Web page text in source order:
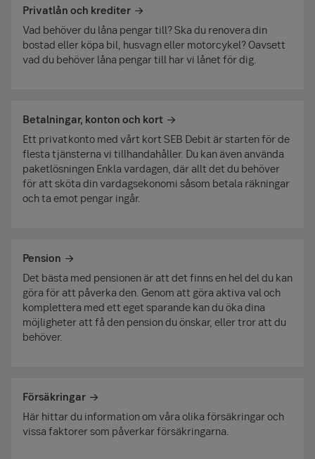
Privatlån och krediter
Vad behöver du låna pengar till? Ska du renovera din
bostad eller köpa bil, husvagn eller motorcykel? Oavsett
vad du behöver låna pengar till har vi lånet för dig.
Betalningar, konton och kort
Ett privatkonto med vårt kort SEB Debit är starten för de
flesta tjänsterna vi tillhandahåller. Du kan även använda
paketlösningen Enkla vardagen, där allt det du behöver
för att sköta din vardagsekonomi såsom betala räkningar
och ta emot pengar ingår.
Pension
Det bästa med pensionen är att det finns en hel del du kan
göra för att påverka den. Genom att göra aktiva val och
komplettera med ett eget sparande kan du öka dina
möjligheter att få den pension du önskar, eller tror att du
behöver.
Försäkringar
Här hittar du information om våra olika försäkringar och
vissa faktorer som påverkar försäkringarna.